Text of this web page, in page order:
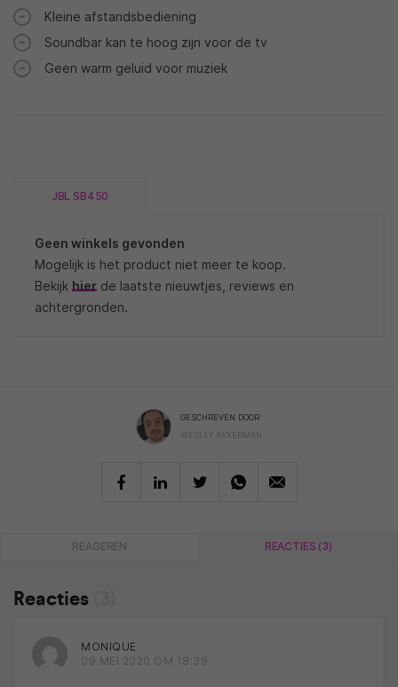
Kleine afstandsbediening
Soundbar kan te hoog zijn voor de tv
Geen warm geluid voor muziek
JBL SB450
Geen winkels gevonden
Mogelijk is het product niet meer te koop.
Bekijk hierde laatste nieuwtjes, reviews en
achtergronden.
GESCHREVEN DOOR
WESLEY AKKERMAN
REAGEREN REACTIES (3)
Reacties
MONIQUE
09 MEI 2020 OM 18:39